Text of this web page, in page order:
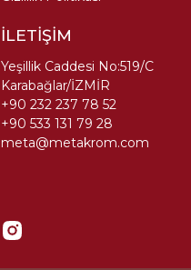
İLETİŞİM
Yeşillik Caddesi No:519/C
Karabağlar/İZMİR
+90 232 237 78 52
+90 533 131 79 28
meta@metakrom.com